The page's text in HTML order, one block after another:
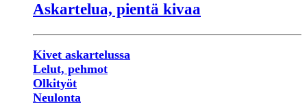
Askartelua, pientä kivaa
Kivet askartelussa
Lelut, pehmot
Olkityöt
Neulonta